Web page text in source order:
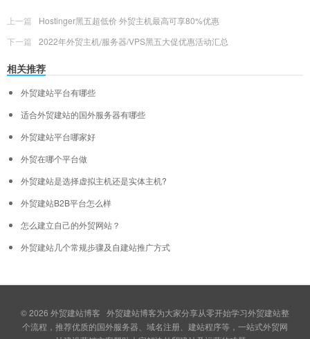
上一篇
Hostinger黑五超低价 外贸主机最高可享80%优惠
下一篇
2022年外贸主机/服务器/VPS黑五大促优惠活动汇总
相关推荐
外贸建站平台有哪些
适合外贸建站的国外服务器有哪些
外贸建站平台哪家好
外贸在哪个平台做
外贸建站是选择虚拟主机还是实体主机?
外贸建站B2B平台怎么样
怎么建立自己的外贸网站？
外贸建站几个常规步骤及自建站推广方式
© 2026 外贸建站博客 外贸建站博客为大家分享从零开始学习外贸建站整
个流程，推荐优质的国外服务器、域名注册、建站程序等，一站式外贸网